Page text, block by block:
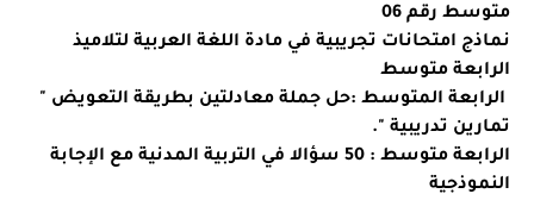
متوسط رقم 06
نماذج امتحانات تجريبية في مادة اللغة العربية لتلاميذ
الرابعة متوسط
الرابعة المتوسط :حل جملة معادلتين بطريقة التعويض "
تمارين تدريبية ".
الرابعة متوسط : 50 سؤالا في التربية المدنية مع الإجابة
النموذجية